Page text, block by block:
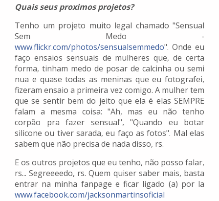
Quais seus proximos projetos?
Tenho um projeto muito legal chamado "Sensual
Sem Medo -
www.flickr.com/photos/sensualsemmedo". Onde eu
faço ensaios sensuais de mulheres que, de certa
forma, tinham medo de posar de calcinha ou semi
nua e quase todas as meninas que eu fotografei,
fizeram ensaio a primeira vez comigo. A mulher tem
que se sentir bem do jeito que ela é elas SEMPRE
falam a mesma coisa: "Ah, mas eu não tenho
corpão pra fazer sensual", "Quando eu botar
silicone ou tiver sarada, eu faço as fotos". Mal elas
sabem que não precisa de nada disso, rs.
E os outros projetos que eu tenho, não posso falar,
rs... Segreeeedo, rs. Quem quiser saber mais, basta
entrar na minha fanpage e ficar ligado (a) por la
www.facebook.com/jacksonmartinsoficial